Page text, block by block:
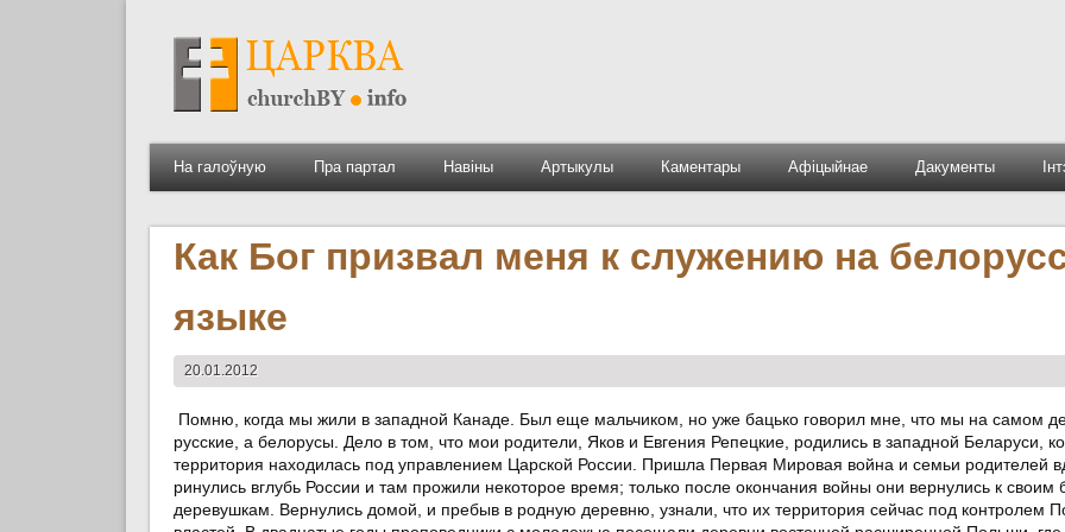
На галоўную Пра партал Навіны Артыкулы Каментары Афіцыйнае Дакументы
Как Бог призвал меня к служению на
языке
20.01.2012
Помню, когда мы жили в западной Канаде. Был еще мальчиком, но уже бацько говорил мне, что мы на самом
русские, а белорусы. Дело в том, что мои родители, Яков и Евгения Репецкие, родились в западной Беларуси,
территория находилась под управлением Царской России. Пришла Первая Мировая война и семьи родителей
ринулись вглубь России и там прожили некоторое время; только после окончания войны они вернулись к своим
деревушкам. Вернулись домой, и пребыв в родную деревню, узнали, что их территория сейчас под контролем